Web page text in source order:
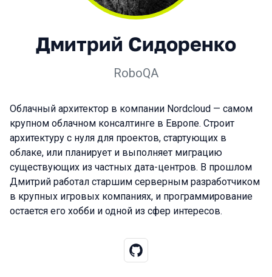
Дмитрий Сидоренко
RoboQA
Облачный архитектор в компании Nordcloud — самом
крупном облачном консалтинге в Европе. Строит
архитектуру с нуля для проектов, стартующих в
облаке, или планирует и выполняет миграцию
существующих из частных дата-центров. В прошлом
Дмитрий работал старшим серверным разработчиком
в крупных игровых компаниях, и программирование
остается его хобби и одной из сфер интересов.